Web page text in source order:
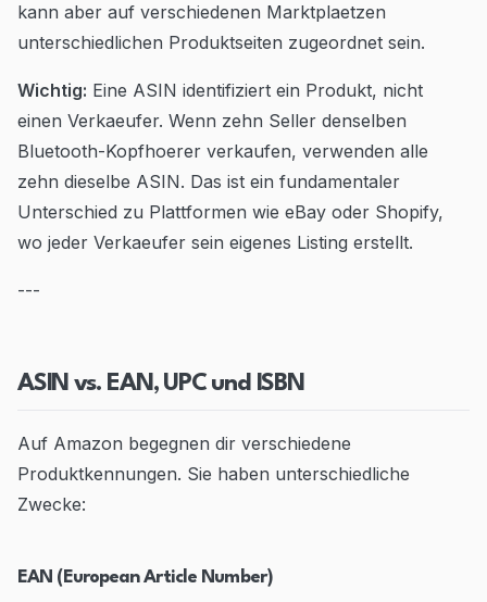
kann aber auf verschiedenen Marktplaetzen
unterschiedlichen Produktseiten zugeordnet sein.
Wichtig: Eine ASIN identifiziert ein Produkt, nicht
einen Verkaeufer. Wenn zehn Seller denselben
Bluetooth-Kopfhoerer verkaufen, verwenden alle
zehn dieselbe ASIN. Das ist ein fundamentaler
Unterschied zu Plattformen wie eBay oder Shopify,
wo jeder Verkaeufer sein eigenes Listing erstellt.
---
ASIN vs. EAN, UPC und ISBN
Auf Amazon begegnen dir verschiedene
Produktkennungen. Sie haben unterschiedliche
Zwecke:
EAN (European Article Number)